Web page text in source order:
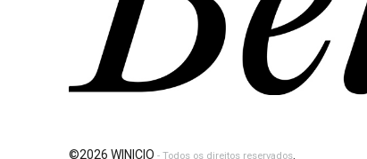
©2026 WINICIO - Todos os direitos reservados.